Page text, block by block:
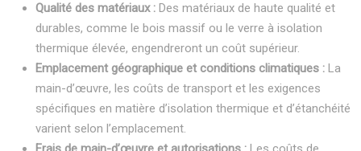
Qualité des matériaux : Des matériaux de haute qualité et
durables, comme le bois massif ou le verre à isolation
thermique élevée, engendreront un coût supérieur.
Emplacement géographique et conditions climatiques : La
main-d’œuvre, les coûts de transport et les exigences
spécifiques en matière d’isolation thermique et d’étanchéité
varient selon l’emplacement.